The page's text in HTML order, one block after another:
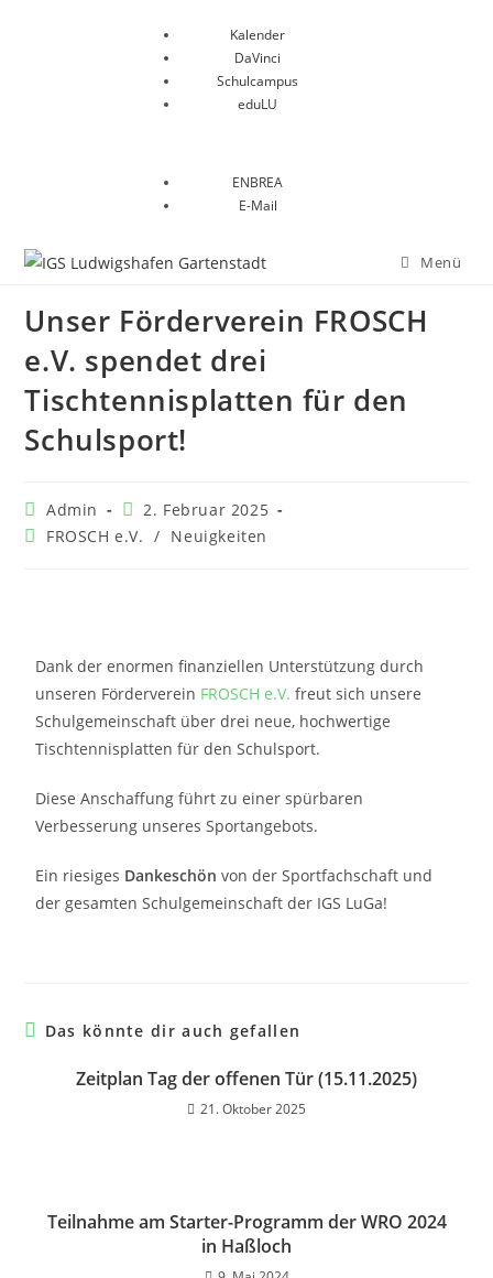
Kalender
DaVinci
Schulcampus
eduLU
ENBREA
E-Mail
Menü
Unser Förderverein FROSCH
e.V. spendet drei
Tischtennisplatten für den
Schulsport!
Admin
2. Februar 2025
FROSCH e.V. / Neuigkeiten
Dank der enormen finanziellen Unterstützung durch
unseren Förderverein FROSCH e.V. freut sich unsere
Schulgemeinschaft über drei neue, hochwertige
Tischtennisplatten für den Schulsport.
Diese Anschaffung führt zu einer spürbaren
Verbesserung unseres Sportangebots.
Ein riesiges Dankeschön von der Sportfachschaft und
der gesamten Schulgemeinschaft der IGS LuGa!
Das könnte dir auch gefallen
Zeitplan Tag der offenen Tür (15.11.2025)
21. Oktober 2025
Teilnahme am Starter-Programm der WRO 2024
in Haßloch